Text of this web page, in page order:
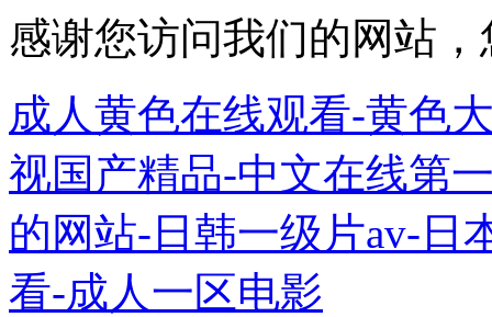
感谢您访问我们的网站
成人黄色在线观看-黄色
视国产精品-中文在线第
的网站-日韩一级片av-日
看-成人一区电影